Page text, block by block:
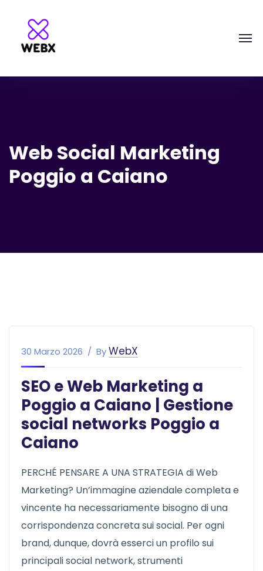
Web Social Marketing
Poggio a Caiano
30 Marzo 2026 ByWebX
SEO e Web Marketing a
Poggio a Caiano | Gestione
social networks Poggio a
Caiano
PERCHÉ PENSARE A UNA STRATEGIA di Web
Marketing? Un’immagine aziendale completa e
vincente ha necessariamente bisogno di una
corrispondenza concreta sui social. Per ogni
brand, dunque, dovrà esserci un profilo sui
principali social network, strumenti